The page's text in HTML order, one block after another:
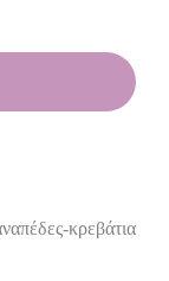
κρεβάτια